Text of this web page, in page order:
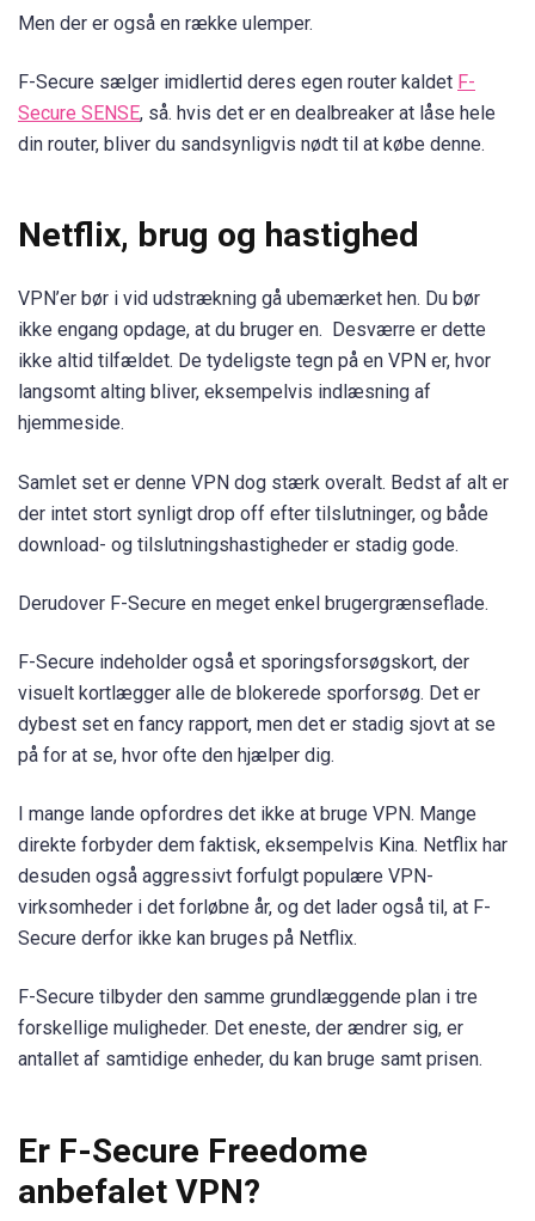
Men der er også en række ulemper.
F-Secure sælger imidlertid deres egen router kaldet F-
Secure SENSE, så. hvis det er en dealbreaker at låse hele
din router, bliver du sandsynligvis nødt til at købe denne.
Netflix, brug og hastighed
VPN’er bør i vid udstrækning gå ubemærket hen. Du bør
ikke engang opdage, at du bruger en. Desværre er dette
ikke altid tilfældet. De tydeligste tegn på en VPN er, hvor
langsomt alting bliver, eksempelvis indlæsning af
hjemmeside.
Samlet set er denne VPN dog stærk overalt. Bedst af alt er
der intet stort synligt drop off efter tilslutninger, og både
download- og tilslutningshastigheder er stadig gode.
Derudover F-Secure en meget enkel brugergrænseflade.
F-Secure indeholder også et sporingsforsøgskort, der
visuelt kortlægger alle de blokerede sporforsøg. Det er
dybest set en fancy rapport, men det er stadig sjovt at se
på for at se, hvor ofte den hjælper dig.
I mange lande opfordres det ikke at bruge VPN. Mange
direkte forbyder dem faktisk, eksempelvis Kina. Netflix har
desuden også aggressivt forfulgt populære VPN-
virksomheder i det forløbne år, og det lader også til, at F-
Secure derfor ikke kan bruges på Netflix.
F-Secure tilbyder den samme grundlæggende plan i tre
forskellige muligheder. Det eneste, der ændrer sig, er
antallet af samtidige enheder, du kan bruge samt prisen.
Er F-Secure Freedome
anbefalet VPN?